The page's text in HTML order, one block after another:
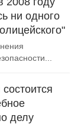
ни одного
делу